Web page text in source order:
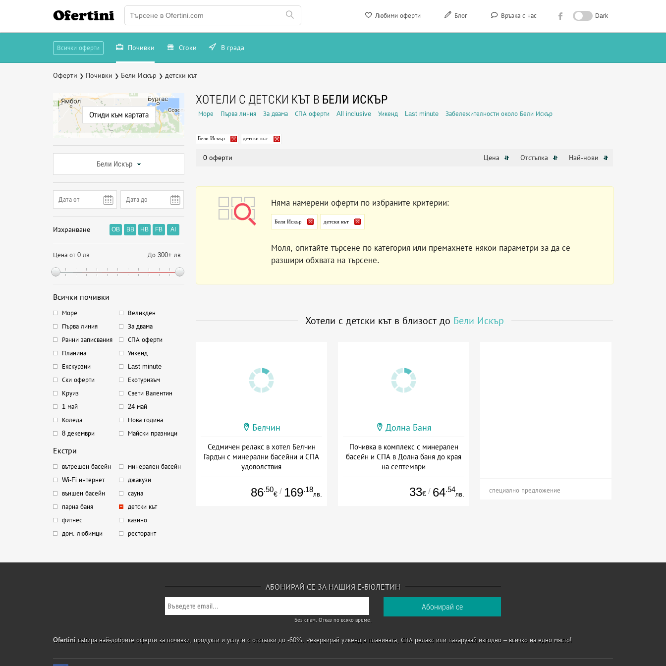
Любими оферти Блог Връзка с нас Dark
Ofertini
Всички оферти Почивки Стоки В града
Оферти ❯ Почивки ❯ Бели Искър ❯ детски кът
Отиди към картата
Бели Искър
Изхранване OB BB HB FB AI
Цена от 0 лв До 300+ лв
Всички почивки
Море
Великден
Първа линия
За двама
Ранни записвания
СПА оферти
Планина
Уикенд
Екскурзии
Last minute
Ски оферти
Екотуризъм
Круиз
Свети Валентин
1 май
24 май
Коледа
Нова година
8 декември
Майски празници
Екстри
вътрешен басейн
минерален басейн
Wi-Fi интернет
джакузи
външен басейн
сауна
парна баня
детски кът
фитнес
казино
дом. любимци
ресторант
ХОТЕЛИ С ДЕТСКИ КЪТ В БЕЛИ ИСКЪР
Море Първа линия За двама СПА оферти All inclusive Уикенд Last minute Забележителности около Бели Искър
Бели Искър детски кът
0 оферти Цена Отстъпка Най-нови
Няма намерени оферти по избраните критерии:
Бели Искър детски кът
Моля, опитайте търсене по категория или премахнете някои параметри за да се
разшири обхвата на търсене.
Хотели с детски кът в близост до Бели Искър
Белчин
Седмичен релакс в хотел Белчин
Гардън с минерални басейни и СПА
удоволствия
86.50
€ / 169.18
лв.
Долна Баня
Почивка в комплекс с минерален
басейн и СПА в Долна баня до края
на септември
33€ / 64.54
лв. специално предложение
АБОНИРАЙ СЕ ЗА НАШИЯ Е-БЮЛЕТИН
Без спам. Отказ по всяко време.
Ofertini събира най-добрите оферти за почивки, продукти и услуги с отстъпки до -60%. Резервирай уикенд в планината, СПА релакс или пазарувай изгодно – всичко на едно място!